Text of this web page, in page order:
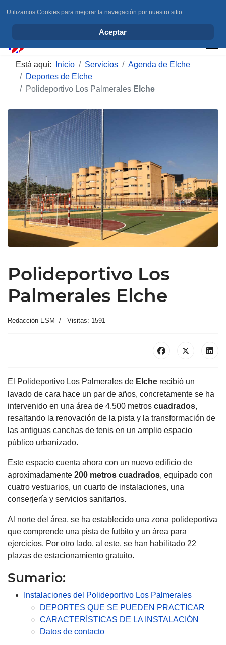
Está aquí: Inicio Servicios
Agenda de Elche
Deportes de Elche
Polideportivo Los Palmerales Elche
Polideportivo Los
Palmerales Elche
Redacción ESM Visitas: 1591
El Polideportivo Los Palmerales de Elche recibió un
lavado de cara hace un par de años, concretamente se ha
intervenido en una área de 4.500 metros cuadrados,
resaltando la renovación de la pista y la transformación de
las antiguas canchas de tenis en un amplio espacio
público urbanizado.
Este espacio cuenta ahora con un nuevo edificio de
aproximadamente 200 metros cuadrados, equipado con
cuatro vestuarios, un cuarto de instalaciones, una
conserjería y servicios sanitarios.
Al norte del área, se ha establecido una zona polideportiva
que comprende una pista de futbito y un área para
ejercicios. Por otro lado, al este, se han habilitado 22
plazas de estacionamiento gratuito.
Sumario:
Instalaciones del Polideportivo Los Palmerales
DEPORTES QUE SE PUEDEN PRACTICAR
CARACTERÍSTICAS DE LA INSTALACIÓN
Datos de contacto
Utilizamos Cookies para mejorar la navegación por nuestro sitio.
Aceptar